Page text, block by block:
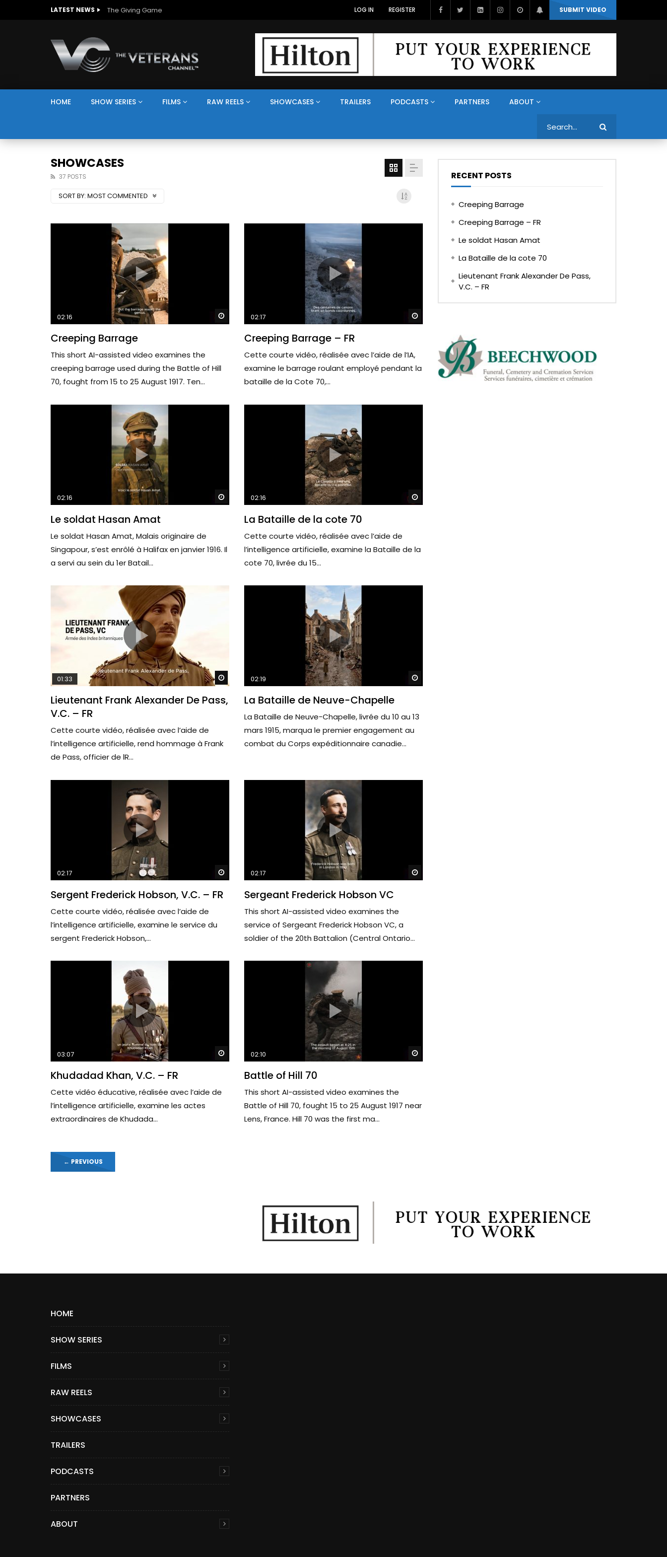
LATEST NEWS The Giving Game SUBMIT VIDEO
LOG IN REGISTER
HOME SHOW SERIES FILMS RAW REELS SHOWCASES TRAILERS PODCASTS PARTNERS ABOUT
SHOWCASES
37 POSTS
SORT BY: MOST COMMENTED
Watch Later
02:16
Creeping Barrage
This short AI-assisted video examines the
creeping barrage used during the Battle of Hill
70, fought from 15 to 25 August 1917. Ten...
02:17
Creeping Barrage – FR
Cette courte vidéo, réalisée avec l’aide de l’IA,
examine le barrage roulant employé pendant la
bataille de la Cote 70,...
Watch Later
02:16
Le soldat Hasan Amat
Le soldat Hasan Amat, Malais originaire de
Singapour, s’est enrôlé à Halifax en janvier 1916. Il
a servi au sein du 1er Batail...
02:16
La Bataille de la cote 70
Cette courte vidéo, réalisée avec l’aide de
l’intelligence artificielle, examine la Bataille de la
cote 70, livrée du 15...
Watch Later
01:33
Lieutenant Frank Alexander De Pass,
V.C. – FR
Cette courte vidéo, réalisée avec l’aide de
l’intelligence artificielle, rend hommage à Frank
de Pass, officier de lR...
02:19
La Bataille de Neuve-Chapelle
La Bataille de Neuve-Chapelle, livrée du 10 au 13
mars 1915, marqua le premier engagement au
combat du Corps expéditionnaire canadie...
Watch Later
02:17
Sergent Frederick Hobson, V.C. – FR
Cette courte vidéo, réalisée avec l’aide de
l’intelligence artificielle, examine le service du
sergent Frederick Hobson,...
02:17
Sergeant Frederick Hobson VC
This short AI-assisted video examines the
service of Sergeant Frederick Hobson VC, a
soldier of the 20th Battalion (Central Ontario...
Watch Later
03:07
Khudadad Khan, V.C. – FR
Cette vidéo éducative, réalisée avec l’aide de
l’intelligence artificielle, examine les actes
extraordinaires de Khudada...
02:10
Battle of Hill 70
This short AI-assisted video examines the
Battle of Hill 70, fought 15 to 25 August 1917 near
Lens, France. Hill 70 was the first ma...
← PREVIOUS
RECENT POSTS
Creeping Barrage
Creeping Barrage – FR
Le soldat Hasan Amat
La Bataille de la cote 70
Lieutenant Frank Alexander De Pass,
V.C. – FR
HOME
SHOW SERIES
FILMS
RAW REELS
SHOWCASES
TRAILERS
PODCASTS
PARTNERS
ABOUT